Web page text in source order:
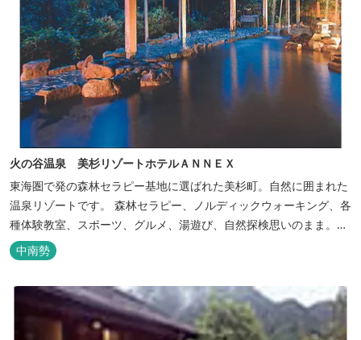
火の谷温泉 美杉リゾートホテルＡＮＮＥＸ
東海圏で発の森林セラピー基地に選ばれた美杉町。自然に囲まれた
温泉リゾートです。 森林セラピー、ノルディックウォーキング、各
種体験教室、スポーツ、グルメ、湯遊び、自然探検思いのまま。思
いきり遊んだ後は温泉でゆったり、のんびり。お料理は和洋バイキ
ングに豪華会席料理。バイキングでは、毎日餅つき、夏は流しそう
付き客室、露天風呂・ジ...
中南勢